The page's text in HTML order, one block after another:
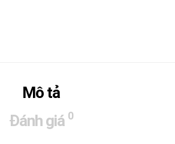
Mô tả
Đánh giá 0